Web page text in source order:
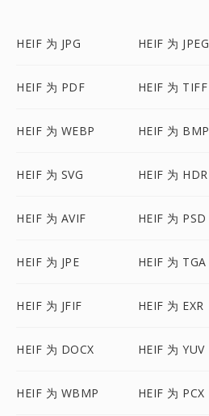
HEIF 为 JPG HEIF 为 JPEG
HEIF 为 PDF HEIF 为 TIFF
HEIF 为 WEBP HEIF 为 BMP
HEIF 为 SVG HEIF 为 HDR
HEIF 为 AVIF HEIF 为 PSD
HEIF 为 JPE HEIF 为 TGA
HEIF 为 JFIF HEIF 为 EXR
HEIF 为 DOCX HEIF 为 YUV
HEIF 为 WBMP HEIF 为 PCX